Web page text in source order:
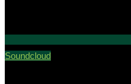
Soundcloud